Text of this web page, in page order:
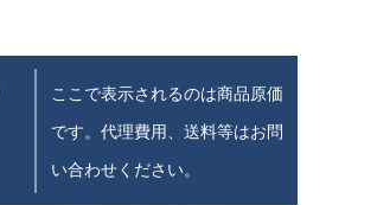
ここで表示されるのは商品原価
です。代理費用、送料等はお問
い合わせください。